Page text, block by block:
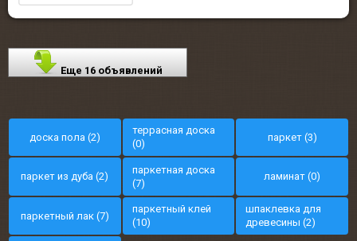
Еще 16 объявлений
доска пола (2)
террасная доска
(0)
паркет (3)
паркет из дуба (2)
паркетная доска
(7)
ламинат (0)
паркетный лак (7)
паркетный клей
(10)
шпаклевка для
древесины (2)